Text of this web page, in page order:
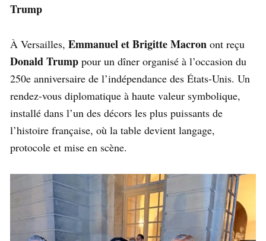
Trump
À Versailles, Emmanuel et Brigitte Macron ont reçu
Donald Trump pour un dîner organisé à l’occasion du
250e anniversaire de l’indépendance des États-Unis. Un
rendez-vous diplomatique à haute valeur symbolique,
installé dans l’un des décors les plus puissants de
l’histoire française, où la table devient langage,
protocole et mise en scène.